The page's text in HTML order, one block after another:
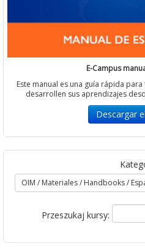
E-Campus
Este manual es una guía rápida
desarrollen sus aprendizajes
Descargar
Przeszukaj kursy: